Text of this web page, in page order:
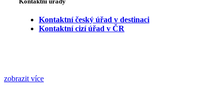
Kontaktní český úřad v destinaci
Kontaktní cizí úřad v ČR
zobrazit více